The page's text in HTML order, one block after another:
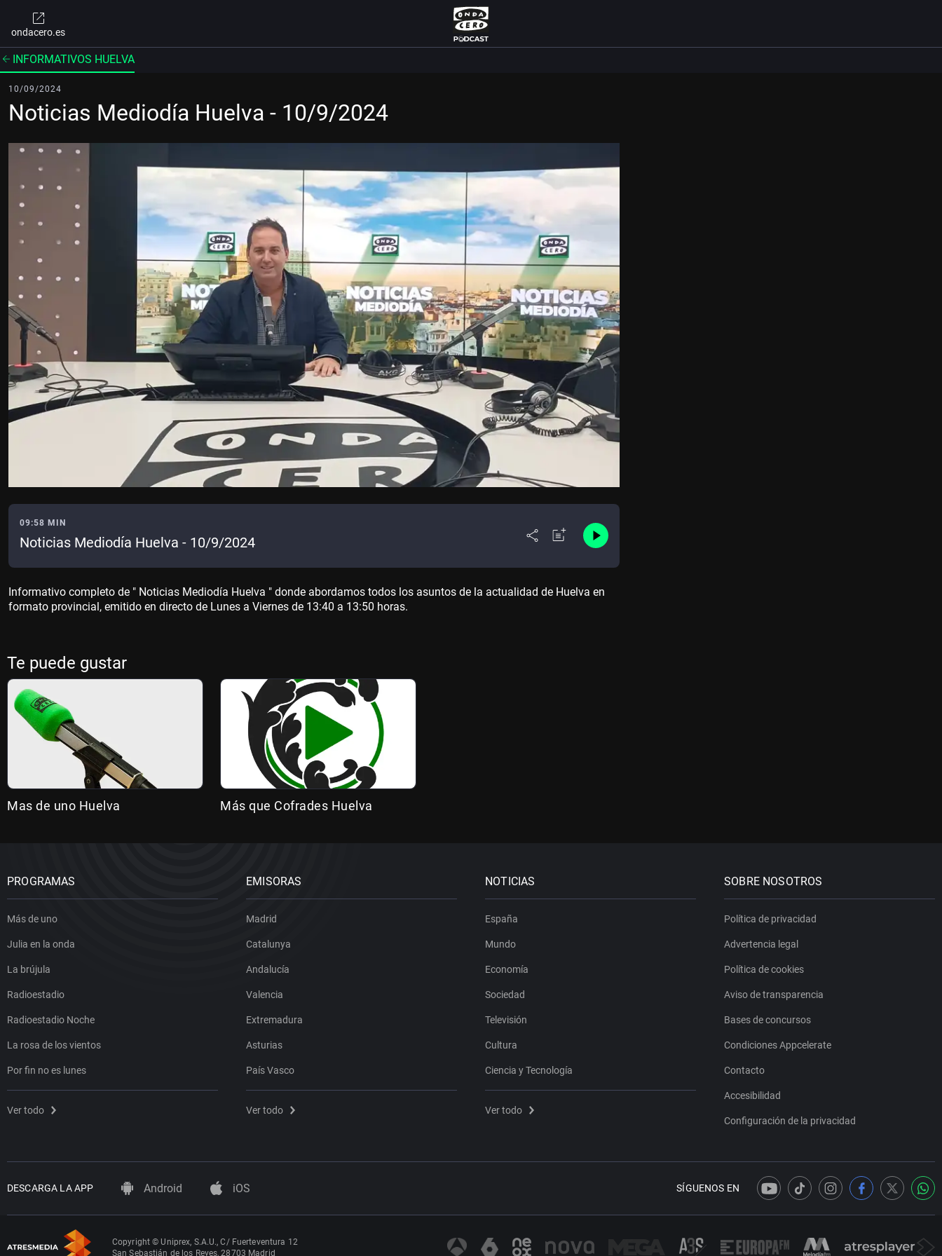
ondacero.es
INFORMATIVOS HUELVA
10/09/2024
Noticias Mediodía Huelva - 10/9/2024
09:58 MIN
Noticias Mediodía Huelva - 10/9/2024
Informativo completo de " Noticias Mediodía Huelva " donde abordamos todos los asuntos de la actualidad de Huelva en
formato provincial, emitido en directo de Lunes a Viernes de 13:40 a 13:50 horas.
Te puede gustar
Mas de uno Huelva Más que Cofrades Huelva
PROGRAMAS
Más de uno
Julia en la onda
La brújula
Radioestadio
Radioestadio Noche
La rosa de los vientos
Por fin no es lunes
Ver todo
EMISORAS
Madrid
Catalunya
Andalucía
Valencia
Extremadura
Asturias
País Vasco
Ver todo
NOTICIAS
España
Mundo
Economía
Sociedad
Televisión
Cultura
Ciencia y Tecnología
Ver todo
SOBRE NOSOTROS
Política de privacidad
Advertencia legal
Política de cookies
Aviso de transparencia
Bases de concursos
Condiciones Appcelerate
Contacto
Accesibilidad
Configuración de la privacidad
DESCARGA LA APP Android iOS SÍGUENOS EN
Copyright © Uniprex, S.A.U., C/ Fuerteventura 12
San Sebastián de los Reyes, 28703 Madrid